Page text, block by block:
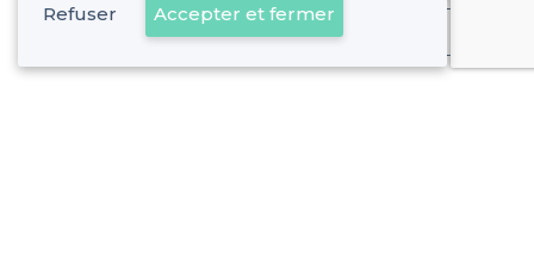
Déjà client
Refuser Accepter et fermer